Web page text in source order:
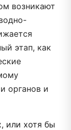
возникают
этап, как
органов и
или хотя бы